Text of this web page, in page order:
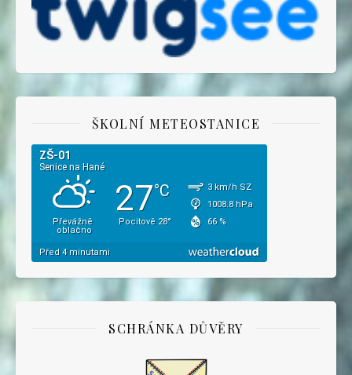
ŠKOLNÍ METEOSTANICE
SCHRÁNKA DŮVĚRY